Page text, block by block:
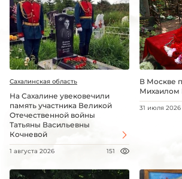
Сахалинская область
На Сахалине увековечили
память участника Великой
Отечественной войны
Татьяны Васильевны
Кочневой
1 августа 2026 151
В Москве
31 июля 2026